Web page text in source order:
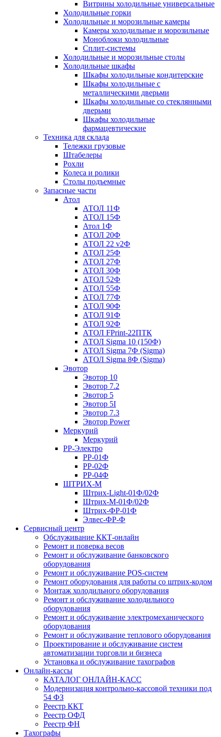
Витрины холодильные универсальные
Холодильные горки
Холодильные и морозильные камеры
Камеры холодильные и морозильные
Моноблоки холодильные
Сплит-системы
Холодильные и морозильные столы
Холодильные шкафы
Шкафы холодильные кондитерские
Шкафы холодильные с
металлическими дверьми
Шкафы холодильные со стеклянными
дверьми
Шкафы холодильные
фармацевтические
Техника для склада
Тележки грузовые
Штабелеры
Рохли
Колеса и ролики
Столы подъемные
Запасные части
Атол
АТОЛ 11Ф
АТОЛ 15Ф
Атол 1Ф
АТОЛ 20Ф
АТОЛ 22 v2Ф
АТОЛ 25Ф
АТОЛ 27Ф
АТОЛ 30Ф
АТОЛ 52Ф
АТОЛ 55Ф
АТОЛ 77Ф
АТОЛ 90Ф
АТОЛ 91Ф
АТОЛ 92Ф
АТОЛ FPrint-22ПТК
АТОЛ Sigma 10 (150Ф)
АТОЛ Sigma 7Ф (Sigma)
АТОЛ Sigma 8Ф (Sigma)
Эвотор
Эвотор 10
Эвотор 7.2
Эвотор 5
Эвотор 5I
Эвотор 7.3
Эвотор Power
Меркурий
Меркурий
РР-Электро
РР-01Ф
РР-02Ф
РР-04Ф
ШТРИХ-М
Штрих-Light-01Ф/02Ф
Штрих-М-01Ф/02Ф
Штрих-ФР-01Ф
Элвес-ФР-Ф
Сервисный центр
Обслуживание ККТ-онлайн
Ремонт и поверка весов
Ремонт и обслуживание банковского
оборудования
Ремонт и обслуживание POS-систем
Ремонт оборудования для работы со штрих-кодом
Монтаж холодильного оборудования
Ремонт и обслуживание холодильного
оборудования
Ремонт и обслуживание электромеханического
оборудования
Ремонт и обслуживание теплового оборудования
Проектирование и обслуживание систем
автоматизации торговли и бизнеса
Установка и обслуживание тахографов
Онлайн-кассы
КАТАЛОГ ОНЛАЙН-КАСС
Модернизация контрольно-кассовой техники под
54 ФЗ
Реестр ККТ
Реестр ОФД
Реестр ФН
Тахографы